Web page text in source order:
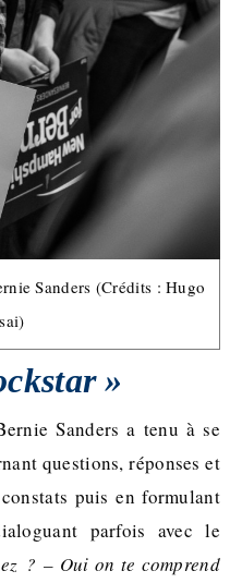
Sanders (Crédits : Hugo
»
Sanders a tenu à se
questions, réponses et
puis en formulant
parfois avec le
? – Oui on te comprend